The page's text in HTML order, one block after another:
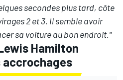
secondes plus tard, côte
2 et 3. Il semble avoir
sa voiture au bon endroit."
Hamilton